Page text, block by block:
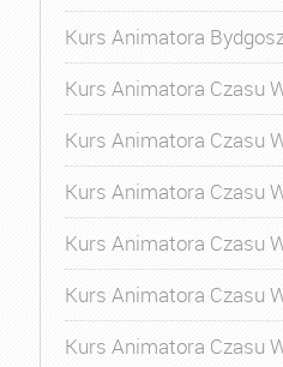
Kurs Animatora
Kurs Animatora Czasu
Kurs Animatora Czasu
Kurs Animatora Czasu
Kurs Animatora Czasu
Kurs Animatora Czasu
Kurs Animatora Czasu